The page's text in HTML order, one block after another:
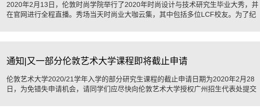
2020年2月13日，伦敦时尚学院举行了2020年时尚设计与技术研究生毕业大秀，并
在官网进行全程直播。秀场当天时尚业大咖云集，其中包括多位LCF校友。为了纪
通知|又一部分伦敦艺术大学课程即将截止申请
伦敦艺术大学2020/21学年入学的部分研究生课程的截止申请日期为2020年2月28
日，为免错失申请机会，请同学们应尽快向伦敦艺术大学授权广州招生代表处提交